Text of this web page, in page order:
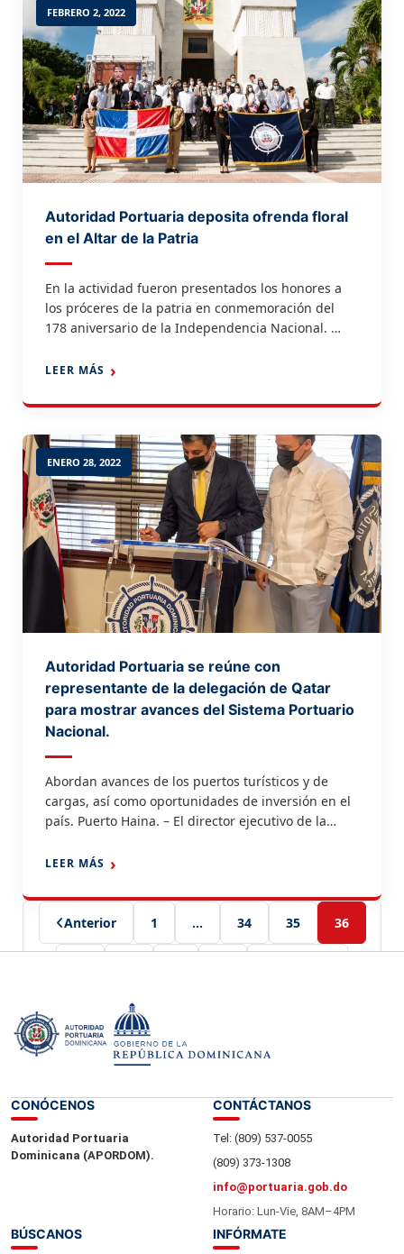
FEBRERO 2, 2022
Autoridad Portuaria deposita ofrenda floral
en el Altar de la Patria
En la actividad fueron presentados los honores a
los próceres de la patria en conmemoración del
178 aniversario de la Independencia Nacional.
Dominicana (APORDOM) depositó una ofrenda
actos conmemorativos al aniversario de fundación
LEER MÁS
ENERO 28, 2022
Autoridad Portuaria se reúne con
representante de la delegación de Qatar
para mostrar avances del Sistema Portuario
Nacional.
Abordan avances de los puertos turísticos y de
cargas, así como oportunidades de inversión en el
país. Puerto Haina. – El director ejecutivo de la
Luis Rodríguez, se reunió este viernes con el
Compañía Qatarí de Administración de Puertos,
Capitán Abdelaziz Nasser Al-Yafi, con […]
LEER MÁS
Anterior 1 … 34 35 36
CONÓCENOS
Autoridad Portuaria
Dominicana (APORDOM).
CONTÁCTANOS
Tel: (809) 537-0055
(809) 373-1308
info@portuaria.gob.do
Horario: Lun-Vie, 8AM–4PM
BÚSCANOS INFÓRMATE